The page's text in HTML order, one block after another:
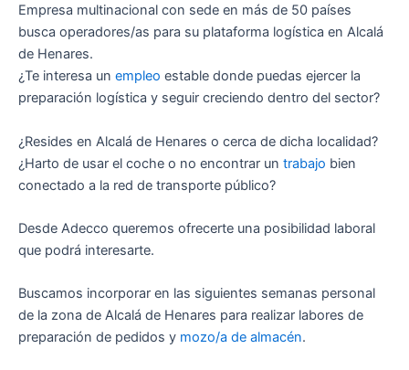
Empresa multinacional con sede en más de 50 países
busca operadores/as para su plataforma logística en Alcalá
de Henares.
¿Te interesa un empleo estable donde puedas ejercer la
preparación logística y seguir creciendo dentro del sector?
¿Resides en Alcalá de Henares o cerca de dicha localidad?
¿Harto de usar el coche o no encontrar un trabajo bien
conectado a la red de transporte público?
Desde Adecco queremos ofrecerte una posibilidad laboral
que podrá interesarte.
Buscamos incorporar en las siguientes semanas personal
de la zona de Alcalá de Henares para realizar labores de
preparación de pedidos y mozo/a de almacén.